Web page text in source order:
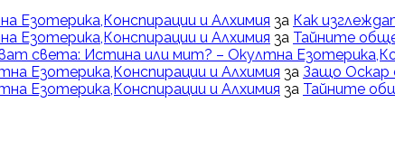
Езотерика,Конспирации и Алхимия за Как
Езотерика,Конспирации и Алхимия за Тайните
света: Истина или мит? – Окултна
Езотерика,Конспирации и Алхимия за Защо Оскар
Езотерика,Конспирации и Алхимия за Тайните